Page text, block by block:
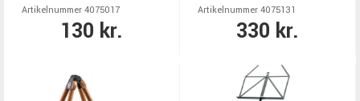
Artikelnummer 4075017
130 kr.
Artikelnummer 4075131
330 kr.